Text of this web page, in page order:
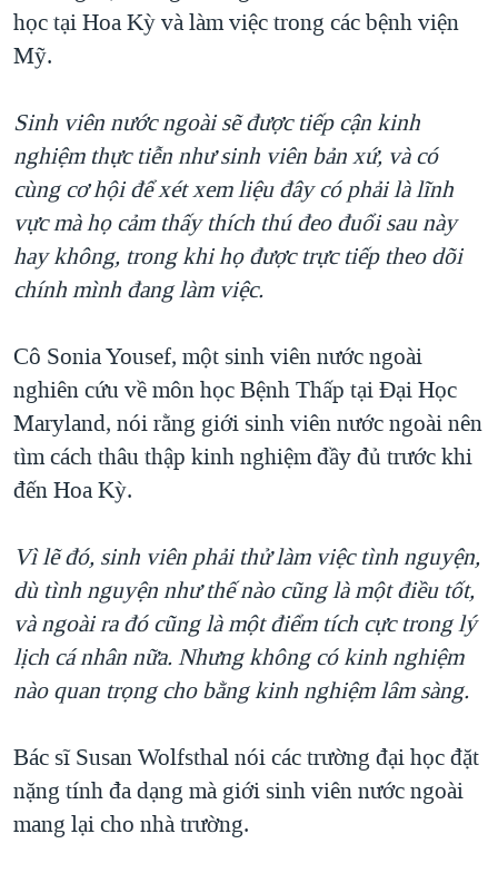
học tại Hoa Kỳ và làm việc trong các bệnh viện
Mỹ.
Sinh viên nước ngoài sẽ được tiếp cận kinh
nghiệm thực tiễn như sinh viên bản xứ, và có
cùng cơ hội để xét xem liệu đây có phải là lĩnh
vực mà họ cảm thấy thích thú đeo đuổi sau này
hay không, trong khi họ được trực tiếp theo dõi
chính mình đang làm việc.
Cô Sonia Yousef, một sinh viên nước ngoài
nghiên cứu về môn học Bệnh Thấp tại Đại Học
Maryland, nói rằng giới sinh viên nước ngoài nên
tìm cách thâu thập kinh nghiệm đầy đủ trước khi
đến Hoa Kỳ.
Vì lẽ đó, sinh viên phải thử làm việc tình nguyện,
dù tình nguyện như thế nào cũng là một điều tốt,
và ngoài ra đó cũng là một điểm tích cực trong lý
lịch cá nhân nữa. Nhưng không có kinh nghiệm
nào quan trọng cho bằng kinh nghiệm lâm sàng.
Bác sĩ Susan Wolfsthal nói các trường đại học đặt
nặng tính đa dạng mà giới sinh viên nước ngoài
mang lại cho nhà trường.